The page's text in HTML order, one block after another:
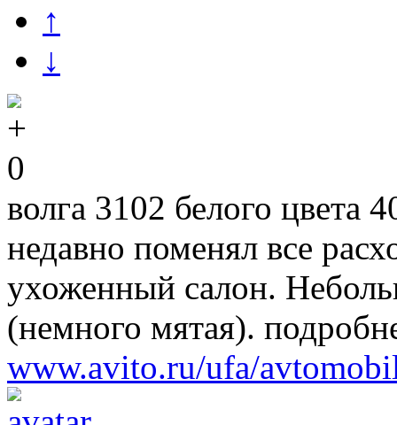
↑
↓
0
волга 3102 белого цвета
недавно поменял все
ухоженный салон.
(немного мятая).
www.avito.ru/ufa/